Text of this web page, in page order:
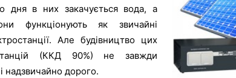
дня в них закачується вода, а
функціонують як звичайні
Але будівництво цих
(ККД 90%) не завжди
надзвичайно дорого.